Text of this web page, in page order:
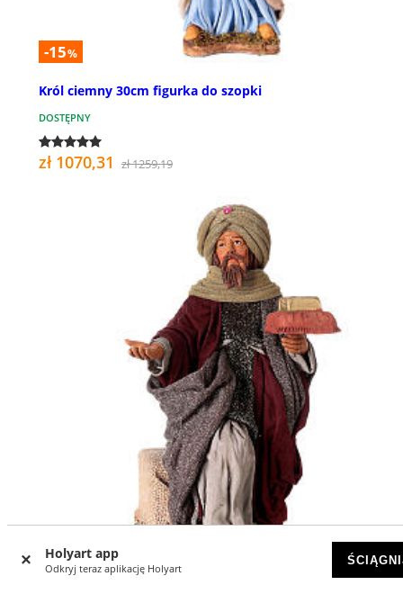
Holyart app
Odkryj teraz aplikację Holyart
-15%
Król ciemny 30cm figurka do szopki
DOSTĘPNY
zł 1070,31 zł 1259,19
-13%